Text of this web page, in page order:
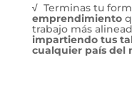
√ Terminas tu
emprendimiento
trabajo más
impartiendo tus
cualquier país del